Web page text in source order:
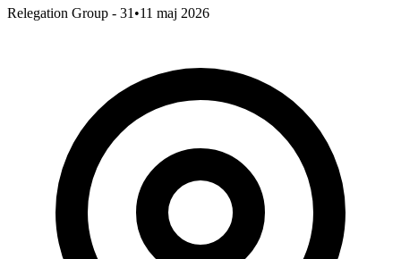
Relegation Group - 31 •11 maj 2026